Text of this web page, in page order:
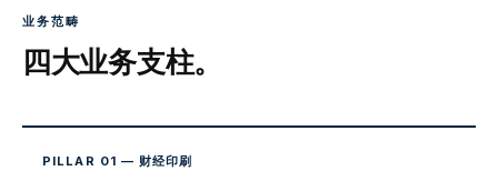
业务范畴
四大业务支柱。
PILLAR 01 — 财经印刷